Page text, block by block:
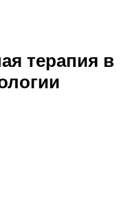
терапия в